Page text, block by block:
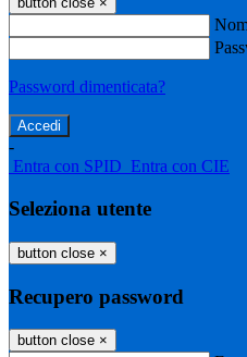
Password dimenticata?
-
Entra con SPID Entra con CIE
Seleziona utente
button close ×
Recupero password
button close ×